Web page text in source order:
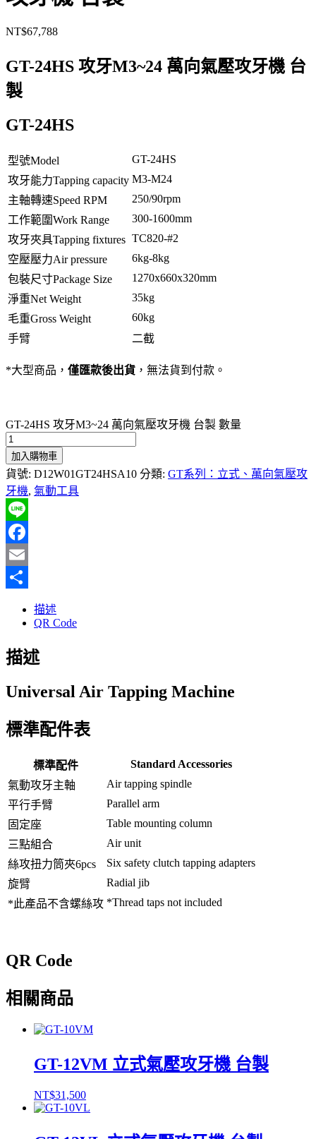
NT$67,788
GT-24HS 攻牙M3~24 萬向氣壓攻牙機 台
製
GT-24HS
型號Model
GT-24HS
攻牙能力Tapping capacity M3-M24
主軸轉速Speed RPM
250/90rpm
工作範圍Work Range
300-1600mm
攻牙夾具Tapping fixtures TC820-#2
空壓壓力Air pressure
6kg-8kg
包裝尺寸Package Size
1270x660x320mm
淨重Net Weight
35kg
毛重Gross Weight
60kg
手臂
二截
*大型商品， 僅匯款後出貨 ，無法貨到付款。
GT-24HS 攻牙M3~24 萬向氣壓攻牙機 台製 數量
加入購物車
貨號: D12W01GT24HSA10 分類: GT系列：立式、萬向氣壓攻
牙機, 氣動工具
Line
Facebook
Email
描述
QR Code
描述
Universal Air Tapping Machine
標準配件表
標準配件
Standard Accessories
氣動攻牙主軸
Air tapping spindle
平行手臂
Parallel arm
固定座
Table mounting column
三點組合
Air unit
絲攻扭力筒夾6pcs
Six safety clutch tapping adapters
旋臂
Radial jib
*此產品不含螺絲攻 *Thread taps not included
QR Code
相關商品
GT-12VM 立式氣壓攻牙機 台製
NT$31,500